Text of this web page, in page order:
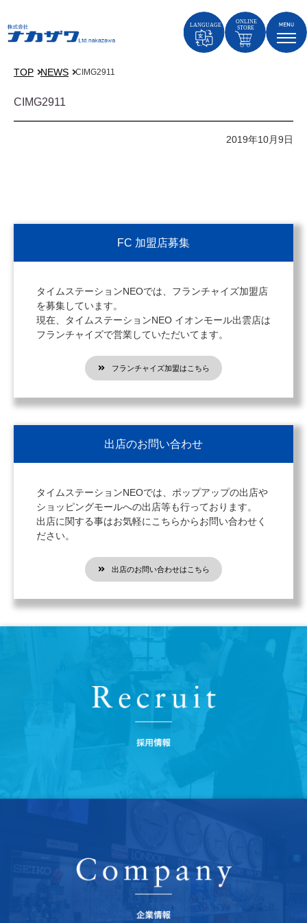
TOP NEWS CIMG2911
CIMG2911
2019年10月9日
FC 加盟店募集
タイムステーションNEOでは、フランチャイズ加盟店
を募集しています。
現在、タイムステーションNEO イオンモール出雲店は
フランチャイズで営業していただいてます。
フランチャイズ加盟はこちら
出店のお問い合わせ
タイムステーションNEOでは、ポップアップの出店や
ショッピングモールへの出店等も行っております。
出店に関する事はお気軽にこちらからお問い合わせく
ださい。
出店のお問い合わせはこちら